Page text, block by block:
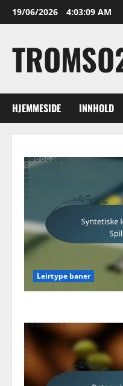
Skip
to
19/06/2026 4:03:10 AM
HJEMMESIDE INNHOLD
Leirtype baner